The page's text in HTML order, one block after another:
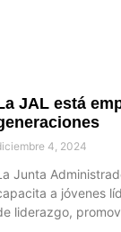
JAL está
4, 2024
Junta
a jóvenes
liderazgo,